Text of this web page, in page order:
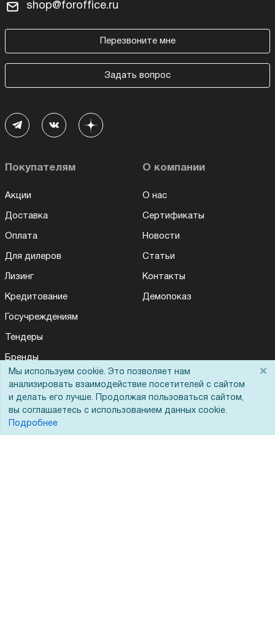
shop@foroffice.ru
Перезвоните мне
Задать вопрос
Покупателям
Акции
Доставка
Оплата
Для дилеров
Лизинг
Кредитование
Госучреждениям
Тендеры
Бренды
О компании
О нас
Сертификаты
Новости
Статьи
Контакты
Демопоказ
Помощь
Мы используем cookie. Это позволяет нам
анализировать взаимодействие посетителей с сайтом
и делать его лучше. Продолжая пользоваться сайтом,
вы соглашаетесь с использованием данных cookie.
Подробнее
×
Для Вас доступно эксклюзивное приложение при
заказе этого товара
Получить скидку Не показывать